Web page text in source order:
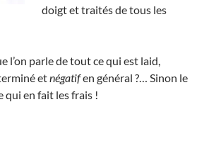
doigt et traités de tous les
l’on parle de tout ce qui est laid,
etnégatifen général ?… Sinon le
qui en fait les frais !